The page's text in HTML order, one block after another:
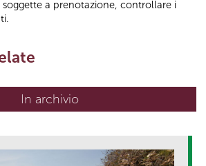
a prenotazione, controllare i
In archivio